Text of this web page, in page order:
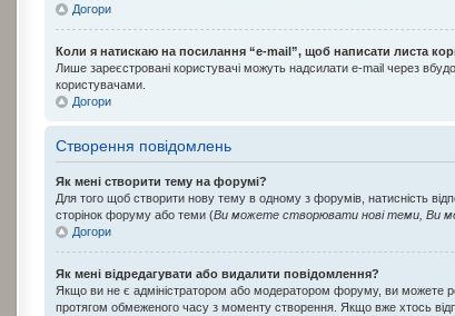
Догори
Коли я натискаю на посилання “e-mail”, щоб написати листа
Лише зареєстровані користувачі можуть надсилати e-mail через
користувачами.
Догори
Створення повідомлень
Як мені створити тему на форумі?
Для того щоб створити нову тему в одному з форумів, натисність
сторінок форуму або теми (Ви можете створювати нові теми, Ви
Догори
Як мені відредагувати або видалити повідомлення?
Якщо ви не є адміністратором або модератором форуму, ви можете
протягом обмеженого часу з моменту створення. Якщо вже хтось